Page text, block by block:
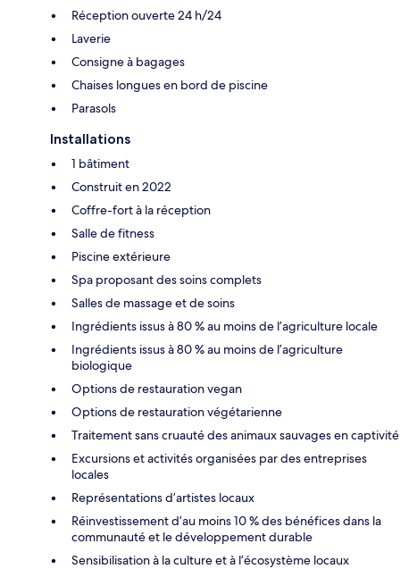
Réception ouverte 24 h/24
Laverie
Consigne à bagages
Chaises longues en bord de piscine
Parasols
Installations
1 bâtiment
Construit en 2022
Coffre-fort à la réception
Salle de fitness
Piscine extérieure
Spa proposant des soins complets
Salles de massage et de soins
Ingrédients issus à 80 % au moins de l’agriculture locale
Ingrédients issus à 80 % au moins de l’agriculture
biologique
Options de restauration vegan
Options de restauration végétarienne
Traitement sans cruauté des animaux sauvages en captivité
Excursions et activités organisées par des entreprises
locales
Représentations d’artistes locaux
Réinvestissement d’au moins 10 % des bénéfices dans la
communauté et le développement durable
Sensibilisation à la culture et à l’écosystème locaux